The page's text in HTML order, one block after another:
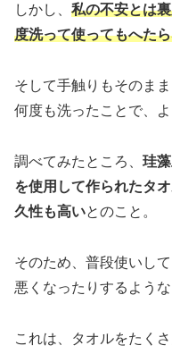
しかし、 私の不安とは
度洗って使ってもへた
そして手触りもそのま
何度も洗ったことで、
調べてみたところ、 珪
を使用して作られたタ
久性も高いとのこと。
そのため、普段使いし
悪くなったりするよう
これは、タオルをたく